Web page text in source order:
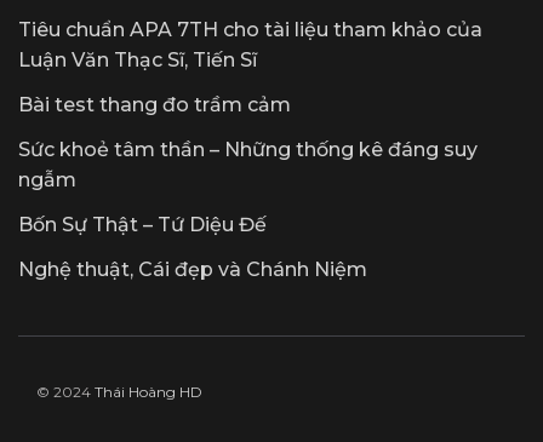
Tiêu chuẩn APA 7TH cho tài liệu tham khảo của
Luận Văn Thạc Sĩ, Tiến Sĩ
Bài test thang đo trầm cảm
Sức khoẻ tâm thần – Những thống kê đáng suy
ngẫm
Bốn Sự Thật – Tứ Diệu Đế
Nghệ thuật, Cái đẹp và Chánh Niệm
© 2024 Thái Hoàng HD